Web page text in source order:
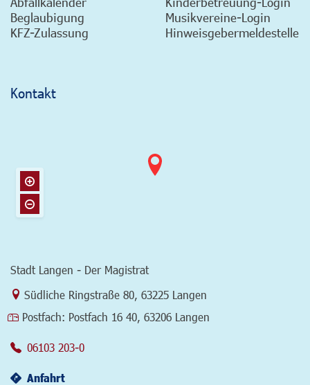
Beglaubigung
KFZ-Zulassung
Musikvereine-Login
Hinweisgebermeldestelle
Kontakt
Stadt Langen - Der Magistrat
Link zur Google-Maps Navigation
Südliche Ringstraße 80 63225 Langen
Postfach: Postfach 16 40, 63206 Langen
06103 203-0
Anfahrt